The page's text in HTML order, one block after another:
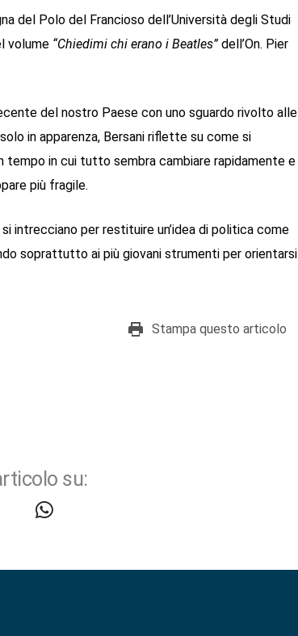
del Polo del Francioso dell’Università degli Studi
volume “Chiedimi chi erano i Beatles” dell’On. Pier
del nostro Paese con uno sguardo rivolto alle
in apparenza, Bersani riflette su come si
tempo in cui tutto sembra cambiare rapidamente e
più fragile.
intrecciano per restituire un’idea di politica come
soprattutto ai più giovani strumenti per orientarsi
Stampa questo articolo
su: